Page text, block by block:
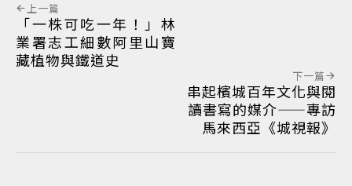
上一篇
「一株可吃一年！」林
業署志工細數阿里山寶
藏植物與鐵道史
下一篇
串起檳城百年文化與閱
讀書寫的媒介——專訪
馬來西亞《城視報》